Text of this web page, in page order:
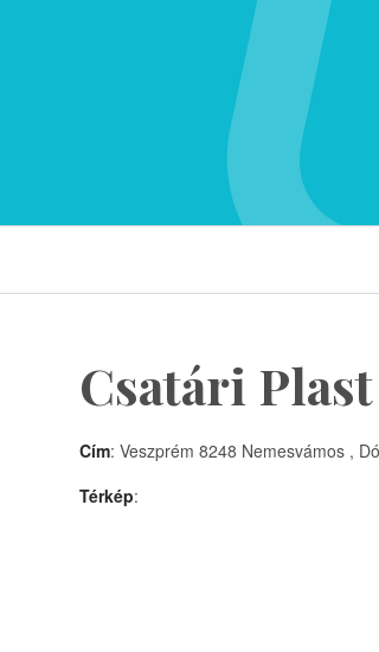
Csatári
Cím: Veszprém 8248 Nemesvámos ,
Térkép: